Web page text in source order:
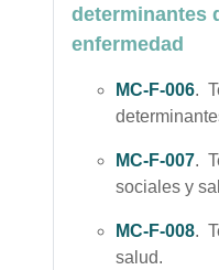
determinantes
enfermedad
MC-F-006.
MC-F-007.
sociales y
MC-F-008.
salud.